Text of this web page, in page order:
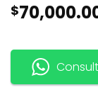
$